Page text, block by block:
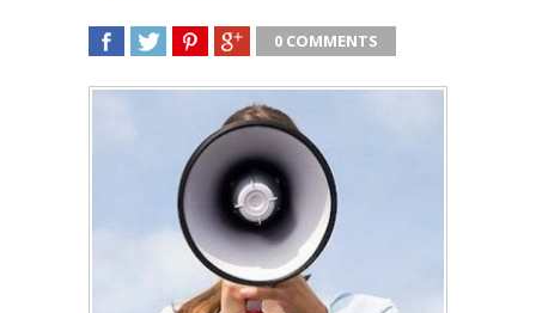
0 COMMENTS